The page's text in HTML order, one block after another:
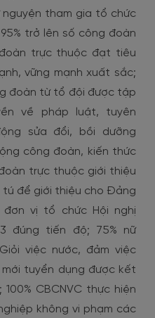
tham gia tổ chức
trở lên số công đoàn
trực thuộc đạt tiêu
vững mạnh xuất sắc;
đoàn từ tổ đội được tập
về pháp luật, tuyên
sửa đổi, bồi dưỡng
công đoàn, kiến thức
trực thuộc giới thiệu
tú để giới thiệu cho Đảng
đơn vị tổ chức Hội nghị
đúng tiến độ; 75% nữ
việc nước, đảm việc
mới tuyển dụng được kết
CBCNVC thực hiện
không vi phạm các